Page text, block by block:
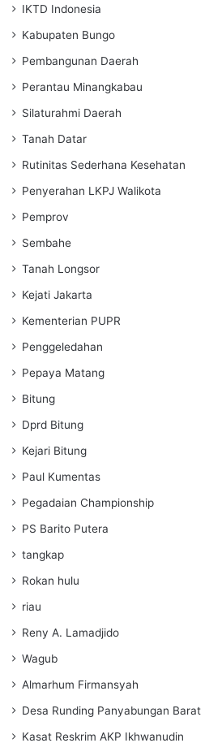
IKTD Indonesia
Kabupaten Bungo
Pembangunan Daerah
Perantau Minangkabau
Silaturahmi Daerah
Tanah Datar
Rutinitas Sederhana Kesehatan
Penyerahan LKPJ Walikota
Pemprov
Sembahe
Tanah Longsor
Kejati Jakarta
Kementerian PUPR
Penggeledahan
Pepaya Matang
Bitung
Dprd Bitung
Kejari Bitung
Paul Kumentas
Pegadaian Championship
PS Barito Putera
tangkap
Rokan hulu
riau
Reny A. Lamadjido
Wagub
Almarhum Firmansyah
Desa Runding Panyabungan Barat
Kasat Reskrim AKP Ikhwanudin